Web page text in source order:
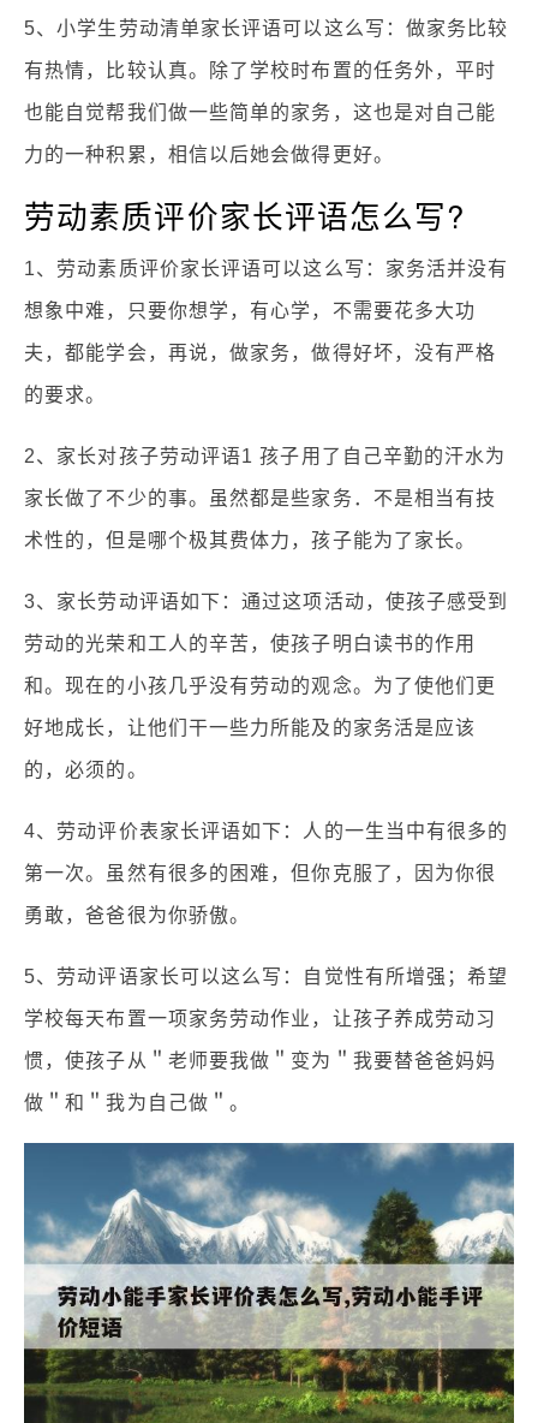
5、小学生劳动清单家长评语可以这么写：做家务比较
有热情，比较认真。除了学校时布置的任务外，平时
也能自觉帮我们做一些简单的家务，这也是对自己能
力的一种积累，相信以后她会做得更好。
劳动素质评价家长评语怎么写?
1、劳动素质评价家长评语可以这么写：家务活并没有
想象中难，只要你想学，有心学，不需要花多大功
夫，都能学会，再说，做家务，做得好坏，没有严格
的要求。
2、家长对孩子劳动评语1 孩子用了自己辛勤的汗水为
家长做了不少的事。虽然都是些家务．不是相当有技
术性的，但是哪个极其费体力，孩子能为了家长。
3、家长劳动评语如下：通过这项活动，使孩子感受到
劳动的光荣和工人的辛苦，使孩子明白读书的作用
和。现在的小孩几乎没有劳动的观念。为了使他们更
好地成长，让他们干一些力所能及的家务活是应该
的，必须的。
4、劳动评价表家长评语如下：人的一生当中有很多的
第一次。虽然有很多的困难，但你克服了，因为你很
勇敢，爸爸很为你骄傲。
5、劳动评语家长可以这么写：自觉性有所增强；希望
学校每天布置一项家务劳动作业，让孩子养成劳动习
惯，使孩子从＂老师要我做＂变为＂我要替爸爸妈妈
做＂和＂我为自己做＂。